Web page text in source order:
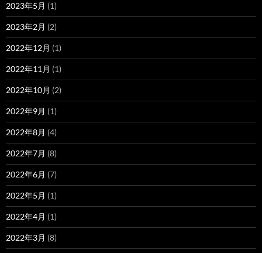
2023年5月 (1)
2023年2月 (2)
2022年12月 (1)
2022年11月 (1)
2022年10月 (2)
2022年9月 (1)
2022年8月 (4)
2022年7月 (8)
2022年6月 (7)
2022年5月 (1)
2022年4月 (1)
2022年3月 (8)